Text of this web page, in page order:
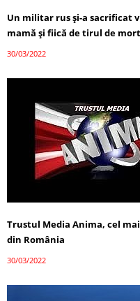
Un militar rus și-a sacrificat
mamă și fiică de tirul de
30/03/2022
Trustul Media Anima, cel
din România
30/03/2022